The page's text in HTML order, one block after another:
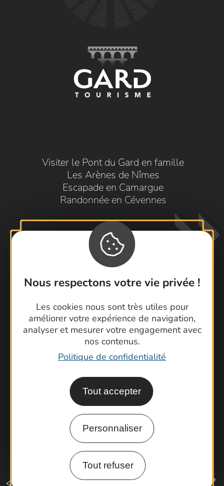
Nous respectons votre vie privée !
Les cookies nous sont très utiles pour
améliorer votre expérience de navigation,
analyser et mesurer votre engagement avec
nos contenus.
Politique de confidentialité
Tout accepter
Personnaliser
Tout refuser
Visiter le Pont du Gard en famille
Les Arènes de Nîmes
Escapade en Camargue
Randonnée en Cévennes
Contactez-nous !
Foire aux questions
Brochures
Cartoguides et Topoguides
Latitude Gard